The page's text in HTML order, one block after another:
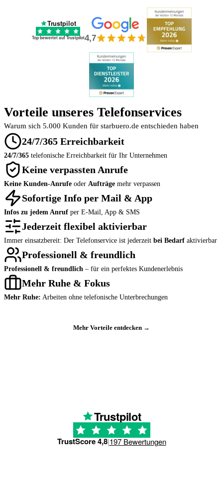
Trustpilot
Top bewertet auf Trustpilot4,7
Vorteile unseres Telefonservices
Warum sich 5.000 Kunden für starbuero.de entschieden haben
24/7/365 Erreichbarkeit
24/7/365 telefonische Erreichbarkeit für Ihr Unternehmen
Keine verpassten Anrufe
Keine Kunden-Anrufe oder Aufträge mehr verpassen
Sofortige Info per Mail & App
Infos zu jedem Anruf per E-Mail, App & SMS
Jederzeit flexibel aktivierbar
Immer einsatzbereit: Der Telefonservice ist jederzeit bei Bedarf aktivierbar
Professionell & freundlich
Professionell & freundlich – für ein perfektes Kundenerlebnis
Mehr Ruhe & Fokus
Mehr Ruhe: Arbeiten ohne telefonische Unterbrechungen
Mehr Vorteile entdecken →
Trustpilot
TrustScore 4,8|197 Bewertungen